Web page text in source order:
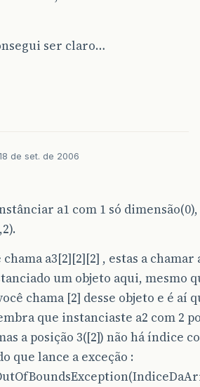
ser claro…
de set. de 2006
a1 com 1 só dimensão(0),
chama a3[2][2][2] , estas a
um objeto aqui, mesmo
chama [2] desse objeto e é aí
que instanciaste a2 com 2
a posição 3([2]) não há índice
que lance a exceção :